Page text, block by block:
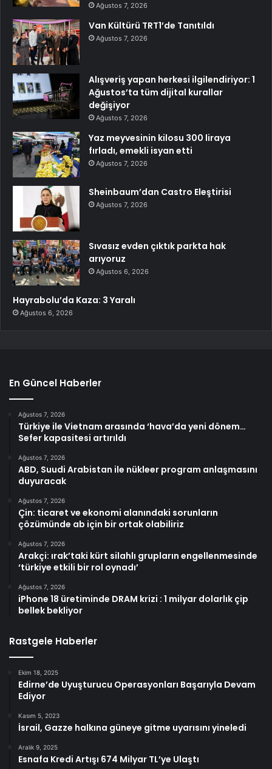
Ağustos 7, 2026
Van Kültürü TRT1’de Tanıtıldı
Ağustos 7, 2026
Alışveriş yapan herkesi ilgilendiriyor: 1
Ağustos’ta tüm dijital kurallar
değişiyor
Ağustos 7, 2026
Yaz meyvesinin kilosu 300 liraya
fırladı, emekli isyan etti
Ağustos 7, 2026
Sheinbaum’dan Castro Eleştirisi
Ağustos 7, 2026
Sıvasız evden çıktık parkta hak
arıyoruz
Ağustos 6, 2026
Hayrabolu’da Kaza: 3 Yaralı
Ağustos 6, 2026
En Güncel Haberler
Ağustos 7, 2026
Türkiye ile Vietnam arasında ‘hava’da yeni dönem…
Sefer kapasitesi artırıldı
Ağustos 7, 2026
ABD, Suudi Arabistan ile nükleer program anlaşmasını
duyuracak
Ağustos 7, 2026
Çin: ticaret ve ekonomi alanındaki sorunların
çözümünde ab için bir ortak olabiliriz
Ağustos 7, 2026
Arakçi: ırak’taki kürt silahlı grupların engellenmesinde
‘türkiye etkili bir rol oynadı’
Ağustos 7, 2026
iPhone 18 üretiminde DRAM krizi : 1 milyar dolarlık çip
bellek bekliyor
Rastgele Haberler
Ekim 18, 2025
Edirne’de Uyuşturucu Operasyonları Başarıyla Devam
Ediyor
Kasım 5, 2023
İsrail, Gazze halkına güneye gitme uyarısını yineledi
Aralık 9, 2025
Esnafa Kredi Artışı 674 Milyar TL’ye Ulaştı